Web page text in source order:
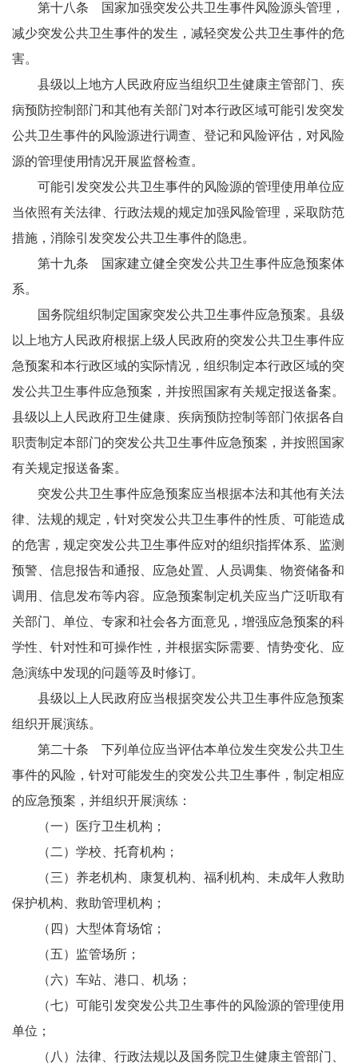
第十八条 国家加强突发公共卫生事件风险源头管理，
减少突发公共卫生事件的发生，减轻突发公共卫生事件的危
害。
县级以上地方人民政府应当组织卫生健康主管部门、疾
病预防控制部门和其他有关部门对本行政区域可能引发突发
公共卫生事件的风险源进行调查、登记和风险评估，对风险
源的管理使用情况开展监督检查。
可能引发突发公共卫生事件的风险源的管理使用单位应
当依照有关法律、行政法规的规定加强风险管理，采取防范
措施，消除引发突发公共卫生事件的隐患。
第十九条 国家建立健全突发公共卫生事件应急预案体
系。
国务院组织制定国家突发公共卫生事件应急预案。县级
以上地方人民政府根据上级人民政府的突发公共卫生事件应
急预案和本行政区域的实际情况，组织制定本行政区域的突
发公共卫生事件应急预案，并按照国家有关规定报送备案。
县级以上人民政府卫生健康、疾病预防控制等部门依据各自
职责制定本部门的突发公共卫生事件应急预案，并按照国家
有关规定报送备案。
突发公共卫生事件应急预案应当根据本法和其他有关法
律、法规的规定，针对突发公共卫生事件的性质、可能造成
的危害，规定突发公共卫生事件应对的组织指挥体系、监测
预警、信息报告和通报、应急处置、人员调集、物资储备和
调用、信息发布等内容。应急预案制定机关应当广泛听取有
关部门、单位、专家和社会各方面意见，增强应急预案的科
学性、针对性和可操作性，并根据实际需要、情势变化、应
急演练中发现的问题等及时修订。
县级以上人民政府应当根据突发公共卫生事件应急预案
组织开展演练。
第二十条 下列单位应当评估本单位发生突发公共卫生
事件的风险，针对可能发生的突发公共卫生事件，制定相应
的应急预案，并组织开展演练：
（一）医疗卫生机构；
（二）学校、托育机构；
（三）养老机构、康复机构、福利机构、未成年人救助
保护机构、救助管理机构；
（四）大型体育场馆；
（五）监管场所；
（六）车站、港口、机场；
（七）可能引发突发公共卫生事件的风险源的管理使用
单位；
（八）法律、行政法规以及国务院卫生健康主管部门、